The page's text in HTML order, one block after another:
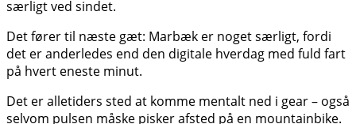
særligt ved sindet.
Det fører til næste gæt: Marbæk er noget særligt, fordi
det er anderledes end den digitale hverdag med fuld fart
på hvert eneste minut.
Det er alletiders sted at komme mentalt ned i gear – også
selvom pulsen måske pisker afsted på en mountainbike.